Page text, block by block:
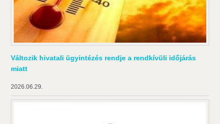
Változik hivatali ügyintézés rendje a rendkívüli időjárás
miatt
2026.06.29.